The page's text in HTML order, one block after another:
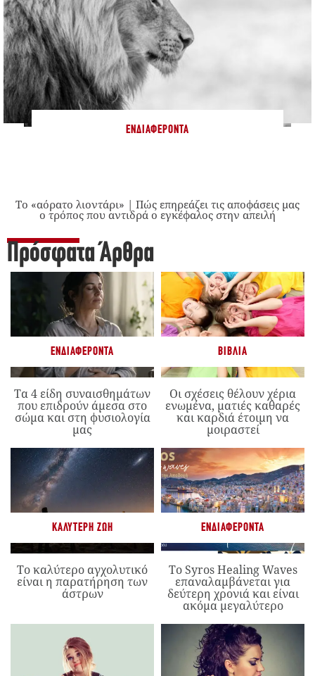
ΕΝΔΙΑΦΈΡΟΝΤΑ
Το «αόρατο λιοντάρι» | Πώς επηρεάζει τις αποφάσεις μας
ο τρόπος που αντιδρά ο εγκέφαλος στην απειλή
Πρόσφατα Άρθρα
ΕΝΔΙΑΦΈΡΟΝΤΑ
Τα 4 είδη συναισθημάτων
που επιδρούν άμεσα στο
σώμα και στη φυσιολογία
μας
ΒΙΒΛΊΑ
Οι σχέσεις θέλουν χέρια
ενωμένα, ματιές καθαρές
και καρδιά έτοιμη να
μοιραστεί
ΚΑΛΎΤΕΡΗ ΖΩΉ
Το καλύτερο αγχολυτικό
είναι η παρατήρηση των
άστρων
ΕΝΔΙΑΦΈΡΟΝΤΑ
Το Syros Healing Waves
επαναλαμβάνεται για
δεύτερη χρονιά και είναι
ακόμα μεγαλύτερο